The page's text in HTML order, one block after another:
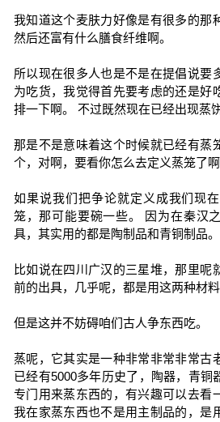
我知道这个麦肤力好像是有很多的那
然后还富有什么膳食纤维啊。
所以现在很多人也是不是在提倡说要
为吃货，我觉得首先要考虑的还是好
排一下啊。 不过既然现在已经出现蒸饼
那是不是意味着这个时候就已经有蒸
个，对啊，要看你怎么去定义蒸笼了啊
如果说我们把争论就定义成我们现
笼，那可能要碗一些。 因为在秦汉
具，其实用的都是陶制品和青铜制品。
比如说在四川广汉的三星堆，那里呢
前的出具，几乎呢，都是用这两种材料
但是这并不妨碍咱们古人争东西吃。
蒸呢，它其实是一种非常非常非常古
已经有5000多年历史了，陶器，青铜
专门用来蒸东西的，有兴趣可以去看
我在家蒸东西也不是用主制品的，是